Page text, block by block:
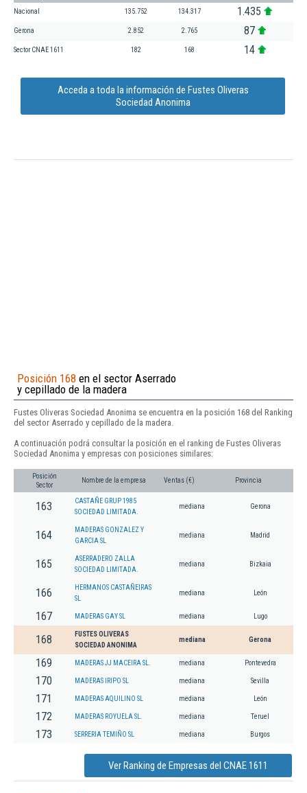
Nacional 135.752 134.317 1.435
Gerona 2.852 2.765 87
Sector CNAE 1611 182 168 14
Acceda a toda la información de Fustes Oliveras
Sociedad Anonima
Posición 168 en el sector Aserrado
y cepillado de la madera
Fustes Oliveras Sociedad Anonima se encuentra en la posición 168 del Ranking
del sector Aserrado y cepillado de la madera.
A continuación podrá consultar la posición en el ranking de Fustes Oliveras
Sociedad Anonima y empresas con posiciones similares:
Posición
Sector
Nombre de la empresa Ventas (€) Provincia
163
CASTAÑE GRUP 1985
SOCIEDAD LIMITADA.
mediana Gerona
164
MADERAS GONZALEZ Y
GARCIA SL
mediana Madrid
165
ASERRADERO ZALLA
SOCIEDAD LIMITADA.
mediana Bizkaia
166
HERMANOS CASTAÑEIRAS
SL
mediana León
167 MADERAS GAY SL mediana Lugo
168
FUSTES OLIVERAS
SOCIEDAD ANONIMA
mediana Gerona
169 MADERAS JJ MACEIRA SL. mediana Pontevedra
170 MADERAS IRIPO SL mediana Sevilla
171 MADERAS AQUILINO SL mediana León
172 MADERAS ROYUELA SL. mediana Teruel
173 SERRERIA TEMIÑO SL mediana Burgos
Ver Ranking de Empresas del CNAE 1611